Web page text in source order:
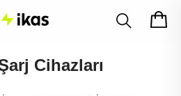
Cihazları